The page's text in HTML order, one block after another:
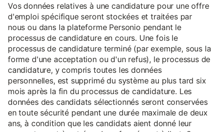
Vos données relatives à une candidature pour une offre
d'emploi spécifique seront stockées et traitées par
nous ou dans la plateforme Personio pendant le
processus de candidature en cours. Une fois le
processus de candidature terminé (par exemple, sous la
forme d'une acceptation ou d'un refus), le processus de
candidature, y compris toutes les données
personnelles, est supprimé du système au plus tard six
mois après la fin du processus de candidature. Les
données des candidats sélectionnés seront conservées
en toute sécurité pendant une durée maximale de deux
ans, à condition que les candidats aient donné leur